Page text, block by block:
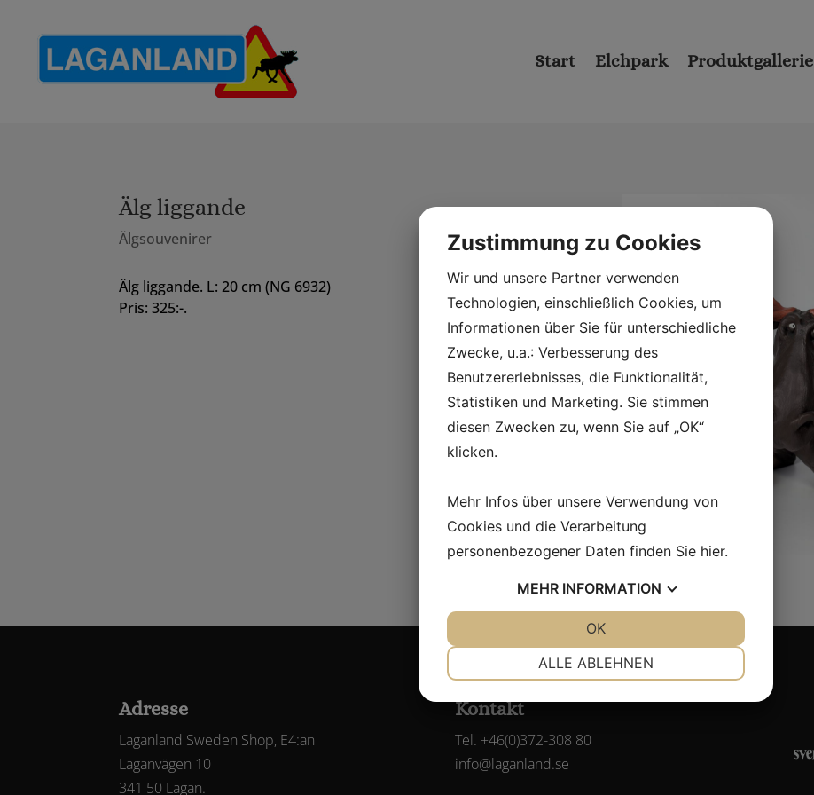
Start Elchpark Produktgallerie
Älg liggande
Älgsouvenirer
Älg liggande. L: 20 cm (NG 6932)
Pris: 325:-.
Adresse
Laganland Sweden Shop, E4:an
Laganvägen 10
341 50 Lagan.
Kontakt
Tel. +46(0)372-308 80
info@laganland.se
Zustimmung zu Cookies
Wir und unsere Partner verwenden
Technologien, einschließlich Cookies, um
Informationen über Sie für unterschiedliche
Zwecke, u.a.: Verbesserung des
Benutzererlebnisses, die Funktionalität,
Statistiken und Marketing. Sie stimmen
diesen Zwecken zu, wenn Sie auf „OK“
klicken.
Mehr Infos über unsere Verwendung von
Cookies und die Verarbeitung
personenbezogener Daten finden Sie hier.
MEHR INFORMATION
MARKETING
ALLE ABLEHNEN
OK